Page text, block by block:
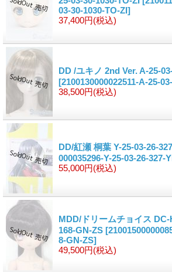
03-30-1030-TO-ZI]
37,400円(税込)
DD /ユキノ 2nd Ver. A-25-
[2100130000022511-A-25-
38,500円(税込)
DD/紅瀬 桐葉 Y-25-03-26-
000035296-Y-25-03-26-327-
55,000円(税込)
MDD/ドリームチョイス DC-
168-GN-ZS
8-GN-ZS]
49,500円(税込)